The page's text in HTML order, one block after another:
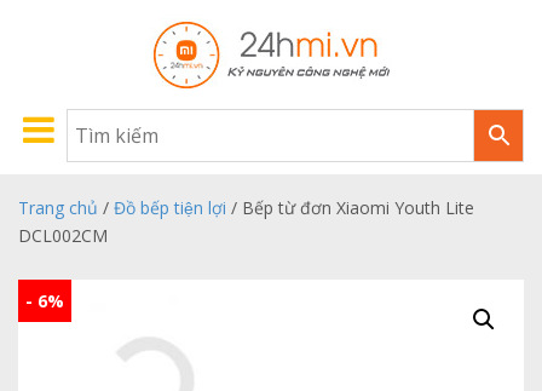
Trang chủ / Đồ bếp tiện lợi / Bếp từ đơn Xiaomi Youth Lite
DCL002CM
- 6%